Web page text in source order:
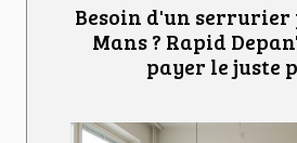
Besoin d'un serrurier
Mans ? Rapid
payer le juste